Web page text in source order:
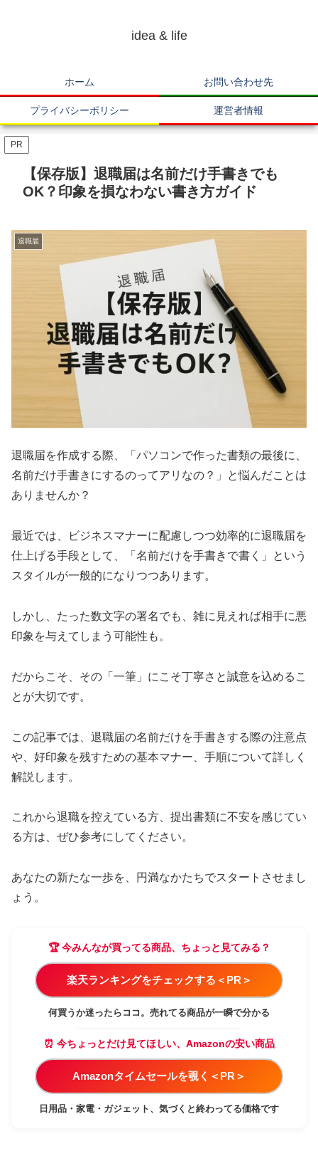
idea & life
ホーム お問い合わせ先
プライバシーポリシー 運営者情報
PR
【保存版】退職届は名前だけ手書きでも
OK？印象を損なわない書き方ガイド
退職届
退職届を作成する際、「パソコンで作った書類の最後に、
名前だけ手書きにするのってアリなの？」と悩んだことは
ありませんか？
最近では、ビジネスマナーに配慮しつつ効率的に退職届を
仕上げる手段として、「名前だけを手書きで書く」という
スタイルが一般的になりつつあります。
しかし、たった数文字の署名でも、雑に見えれば相手に悪
印象を与えてしまう可能性も。
だからこそ、その「一筆」にこそ丁寧さと誠意を込めるこ
とが大切です。
この記事では、退職届の名前だけを手書きする際の注意点
や、好印象を残すための基本マナー、手順について詳しく
解説します。
これから退職を控えている方、提出書類に不安を感じてい
る方は、ぜひ参考にしてください。
あなたの新たな一歩を、円満なかたちでスタートさせまし
ょう。
🏆 今みんなが買ってる商品、ちょっと見てみる？
楽天ランキングをチェックする＜PR＞
何買うか迷ったらココ。売れてる商品が一瞬で分かる
⏰ 今ちょっとだけ見てほしい、Amazonの安い商品
Amazonタイムセールを覗く＜PR＞
日用品・家電・ガジェット、気づくと終わってる価格です